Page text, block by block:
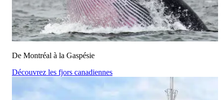
De Montréal à la Gaspésie
Découvrez les fjors canadiennes